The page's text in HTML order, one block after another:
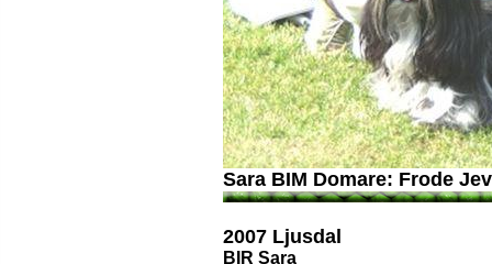
Sara BIM Domare: Frode
2007 Ljusdal
BIR Sara